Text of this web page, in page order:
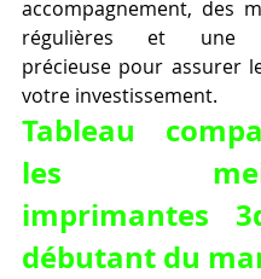
accompagnement, des
régulières et une
précieuse pour assurer
votre investissement.
Tableau
les
imprimantes
débutant du